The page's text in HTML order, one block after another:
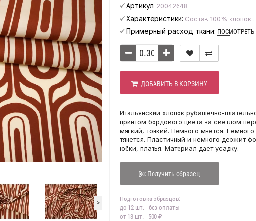
>
Артикул: 20042648
Характеристики: Состав 100% хлопок
Примерный расход ткани: ПОСМОТРЕТЬ
ДОБАВИТЬ В КОРЗИНУ
Итальянский хлопок рубашечно-
принтом бордового цвета на светлом
мягкий, тонкий. Немного мнется.
тянется. Пластичный и немного держит
юбки, платья. Материал дает усадку.
Получить образец
Подготовка образцов:
до 12 шт. - без оплаты
от 13 шт. - 500 ₽